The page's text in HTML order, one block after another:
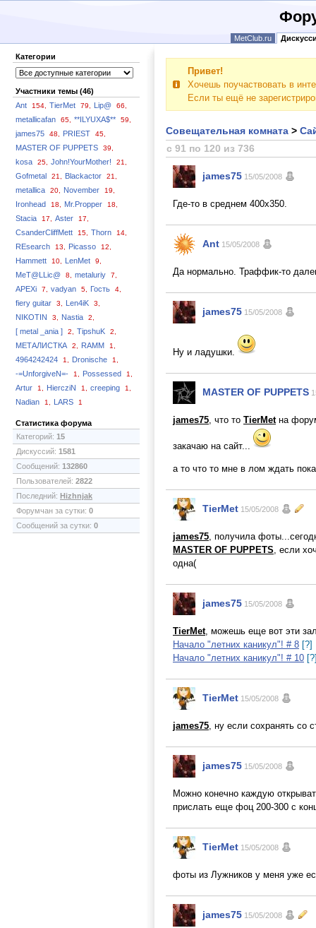
MetClub.ru
Категории
Участники темы (46)
Ant
154, TierMet 79, Lip@ 66,
metallicafan 65, **ILYUXA$** 59,
james75 48, PRIEST 45,
MASTER OF PUPPETS 39,
kosa 25, John!YourMother! 21,
Gofmetal 21, Blackactor 21,
metallica 20, November 19,
Ironhead 18, Mr.Propper 18,
Stacia 17, Aster 17,
CsanderCliffMett 15, Thorn 14,
REsearch 13, Picasso 12,
Hammett 10, LenMet 9,
MeT@LLic@ 8, metaluriy 7,
APEXi 7, vadyan 5, Гость 4,
fiery guitar 3, Len4iK 3,
NIKOTIN 3, Nastia 2,
[ metal _ania ] 2, TipshuK 2,
МЕТАЛИСТКА 2, RAMM 1,
4964242424 1, Dronische 1,
-=UnforgiveN=- 1, Possessed 1,
Artur 1, HiercziN 1, creeping 1,
Nadian 1, LARS 1
Статистика форума
Категорий: 15
Дискуссий: 1581
Сообщений: 132860
Пользователей: 2822
Последний: Hizhnjak
Форумчан за сутки: 0
Сообщений за сутки: 0
Привет!
Хочешь поучаствовать в
Если ты ещё не
Совещательная комната >
с 91 по 120 из 736
james75 15/05/2008
Где-то в среднем 400х350.
Ant 15/05/2008
Да нормально. Траффик-то
james75 15/05/2008
Ну и ладушки.
MASTER OF PUPPETS
james75, что то TierMetна
закачаю на сайт...
а то что то мне в лом ждать
TierMet 15/05/2008
james75, получила
MASTER OF PUPPETS, если
одна(
james75 15/05/2008
TierMet, можешь еще вот эти
Начало "летних каникул"! # 8 [?]
Начало "летних каникул"! # 10
TierMet 15/05/2008
james75, ну если сохранять со
james75 15/05/2008
Можно конечно каждую
прислать еще фоц 200-300 с
TierMet 15/05/2008
фоты из Лужников у меня уже
james75 15/05/2008